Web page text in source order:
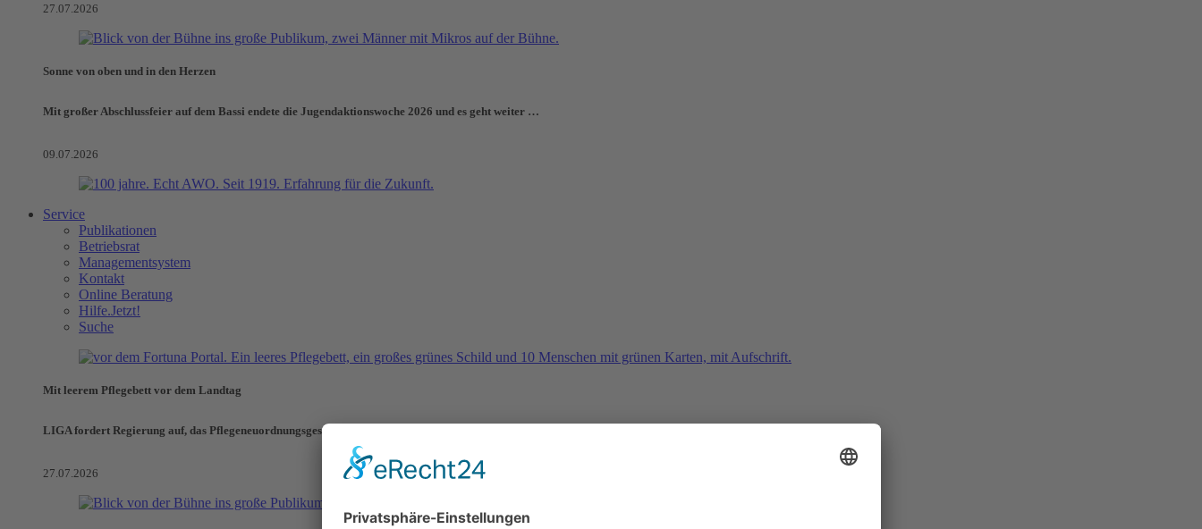
27.07.2026
Sonne von oben und in den Herzen
Mit großer Abschlussfeier auf dem Bassi endete die Jugendaktionswoche 2026 und es geht weiter …
09.07.2026
Service
Publikationen
Betriebsrat
Managementsystem
Kontakt
Online Beratung
Hilfe.Jetzt!
Suche
Mit leerem Pflegebett vor dem Landtag
LIGA fordert Regierung auf, das Pflegeneuordnungsgesetz zu verhindern
27.07.2026